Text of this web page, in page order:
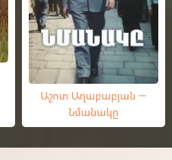
Աշոտ Աղաբաբյան —
Նմանակը